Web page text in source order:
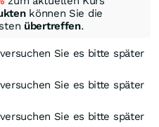
können Sie die
übertreffen.
Sie es bitte später
Sie es bitte später
Sie es bitte später